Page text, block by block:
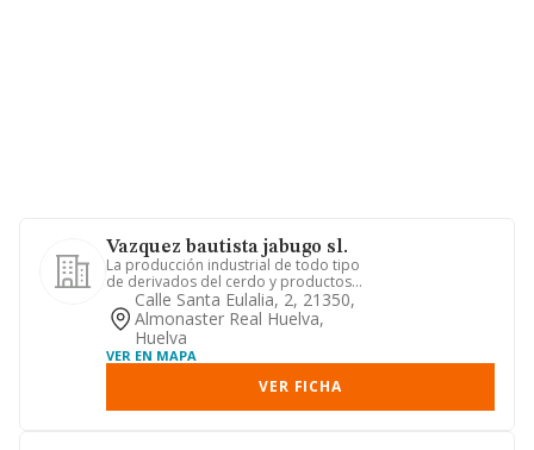
Vazquez bautista jabugo sl.
La producción industrial de todo tipo
de derivados del cerdo y productos
carnicos en general y la c...
Calle Santa Eulalia, 2, 21350,
Almonaster Real Huelva,
Huelva
VER EN MAPA
VER FICHA